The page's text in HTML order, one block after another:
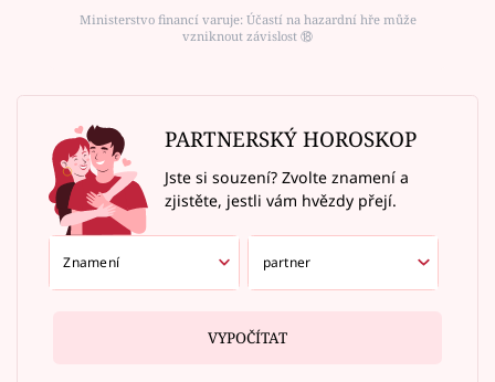
Ministerstvo financí varuje: Účastí na hazardní hře může
vzniknout závislost ⑱
PARTNERSKÝ HOROSKOP
Jste si souzení? Zvolte znamení a
zjistěte, jestli vám hvězdy přejí.
VYPOČÍTAT